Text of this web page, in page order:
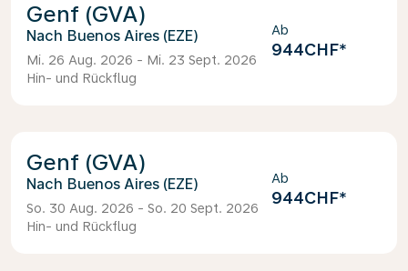
Genf (GVA)
Buenos Aires (EZE)
Mi. 26 Aug. 2026 - Mi. 23 Sept. 2026
Hin- und Rückflug
Ab
944CHF*
Genf (GVA)
Buenos Aires (EZE)
So. 30 Aug. 2026 - So. 20 Sept. 2026
Hin- und Rückflug
Ab
944CHF*